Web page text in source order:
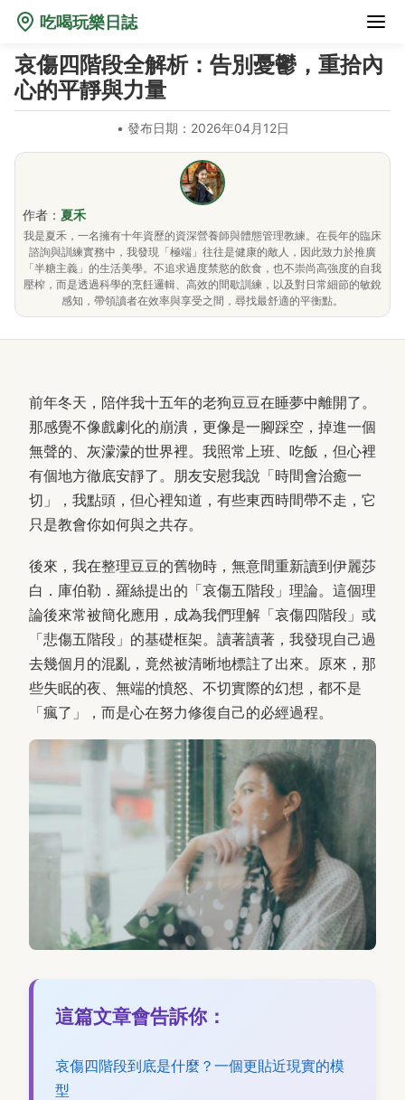
吃喝玩樂日誌
哀傷四階段全解析：告別憂鬱，重拾內
心的平靜與力量
• 發布日期：2026年04月12日
作者： 夏禾
我是夏禾，一名擁有十年資歷的資深營養師與體態管理教練。在長年的臨床
諮詢與訓練實務中，我發現「極端」往往是健康的敵人，因此致力於推廣
「半糖主義」的生活美學。不追求過度禁慾的飲食，也不崇尚高強度的自我
壓榨，而是透過科學的烹飪邏輯、高效的間歇訓練，以及對日常細節的敏銳
感知，帶領讀者在效率與享受之間，尋找最舒適的平衡點。
前年冬天，陪伴我十五年的老狗豆豆在睡夢中離開了。
那感覺不像戲劇化的崩潰，更像是一腳踩空，掉進一個
無聲的、灰濛濛的世界裡。我照常上班、吃飯，但心裡
有個地方徹底安靜了。朋友安慰我說「時間會治癒一
切」，我點頭，但心裡知道，有些東西時間帶不走，它
只是教會你如何與之共存。
後來，我在整理豆豆的舊物時，無意間重新讀到伊麗莎
白．庫伯勒．羅絲提出的「哀傷五階段」理論。這個理
論後來常被簡化應用，成為我們理解「哀傷四階段」或
「悲傷五階段」的基礎框架。讀著讀著，我發現自己過
去幾個月的混亂，竟然被清晰地標註了出來。原來，那
些失眠的夜、無端的憤怒、不切實際的幻想，都不是
「瘋了」，而是心在努力修復自己的必經過程。
這篇文章會告訴你：
哀傷四階段到底是什麼？一個更貼近現實的模
型